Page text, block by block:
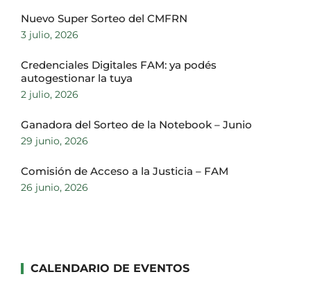
Nuevo Super Sorteo del CMFRN
3 julio, 2026
Credenciales Digitales FAM: ya podés
autogestionar la tuya
2 julio, 2026
Ganadora del Sorteo de la Notebook – Junio
29 junio, 2026
Comisión de Acceso a la Justicia – FAM
26 junio, 2026
CALENDARIO DE EVENTOS